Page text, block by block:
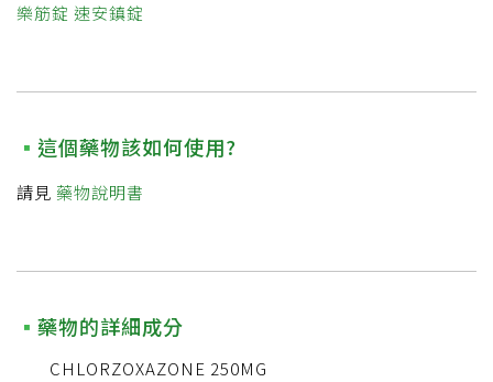
樂筋錠 速安鎮錠
這個藥物該如何使用?
請見 藥物說明書
藥物的詳細成分
CHLORZOXAZONE 250MG